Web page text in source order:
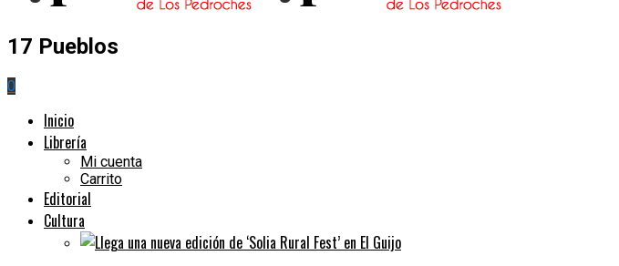
17 Pueblos
0
Inicio
Librería
Mi cuenta
Carrito
Editorial
Cultura